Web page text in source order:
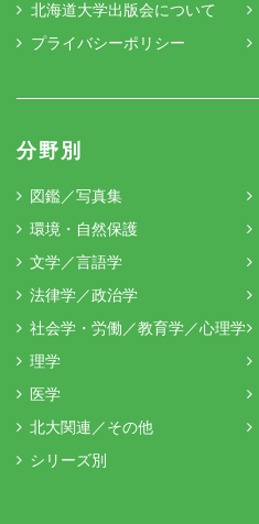
北海道大学出版会について
プライバシーポリシー
分野別
図鑑／写真集
環境・自然保護
文学／言語学
法律学／政治学
社会学・労働／教育学／心理学
理学
医学
北大関連／その他
シリーズ別